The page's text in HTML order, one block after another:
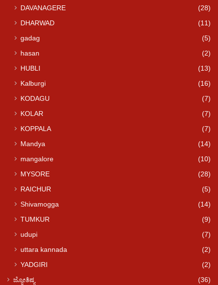
DAVANAGERE
(28)
DHARWAD
(11)
gadag
(5)
hasan
(2)
HUBLI
(13)
Kalburgi
(16)
KODAGU
(7)
KOLAR
(7)
KOPPALA
(7)
Mandya
(14)
mangalore
(10)
MYSORE
(28)
RAICHUR
(5)
Shivamogga
(14)
TUMKUR
(9)
udupi
(7)
uttara kannada
(2)
YADGIRI
(2)
ಜ್ಯೋತಿಷ್ಯ (36)